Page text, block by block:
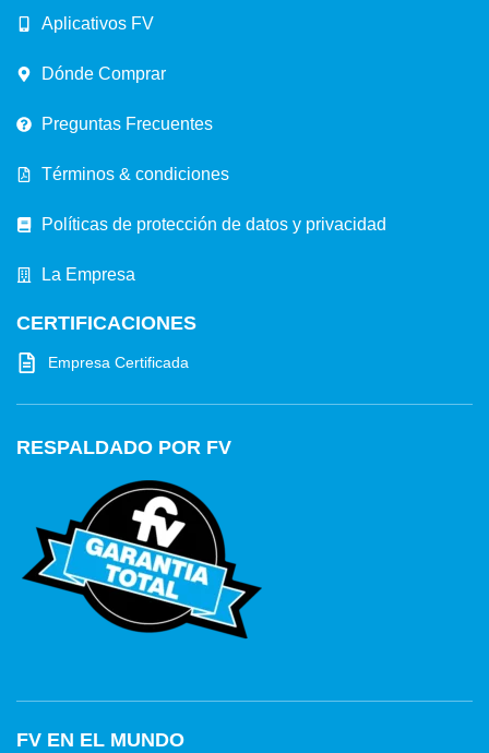
Aplicativos FV
Dónde Comprar
Preguntas Frecuentes
Términos & condiciones
Políticas de protección de datos y privacidad
La Empresa
CERTIFICACIONES
Empresa Certificada
RESPALDADO POR FV
FV EN EL MUNDO